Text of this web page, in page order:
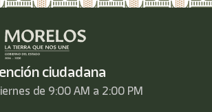
ciudadana
de 9:00 AM a 2:00 PM